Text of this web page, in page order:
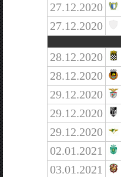
27.12.2020
27.12.2020
28.12.2020
28.12.2020
29.12.2020
29.12.2020
29.12.2020
02.01.2021
03.01.2021